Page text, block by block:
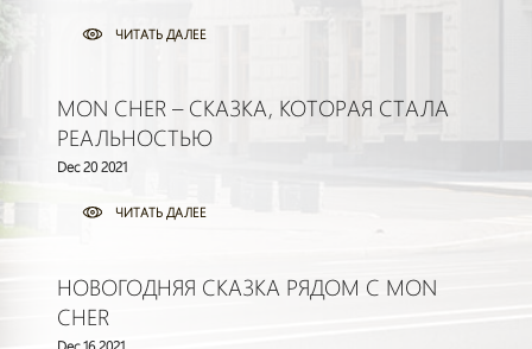
ЧИТАТЬ ДАЛЕЕ
MON CHER – СКАЗКА, КОТОРАЯ СТАЛА
РЕАЛЬНОСТЬЮ
Dec 20 2021
ЧИТАТЬ ДАЛЕЕ
НОВОГОДНЯЯ СКАЗКА РЯДОМ С MON
CHER